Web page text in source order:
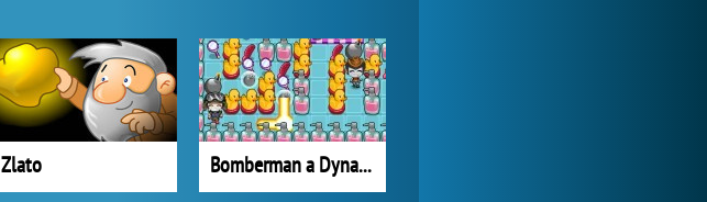
Zlato Bomberman a Dyna Blaster